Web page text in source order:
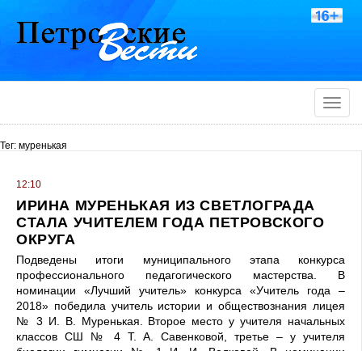
Toggle
Тег: муренькая
12:10
ИРИНА МУРЕНЬКАЯ ИЗ СВЕТЛОГРАДА
СТАЛА УЧИТЕЛЕМ ГОДА ПЕТРОВСКОГО
ОКРУГА
Подведены итоги муниципального этапа конкурса
профессионального педагогического мастерства. В
номинации «Лучший учитель» конкурса «Учитель года –
2018» победила учитель истории и обществознания лицея
№ 3 И. В. Муренькая. Второе место у учителя начальных
классов СШ № 4 Т. А. Савенковой, третье – у учителя